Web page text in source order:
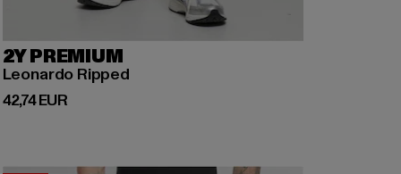
2Y PREMIUM
Leonardo Ripped
42,74 EUR
Derzeitiger Preis: 42,74 EUR